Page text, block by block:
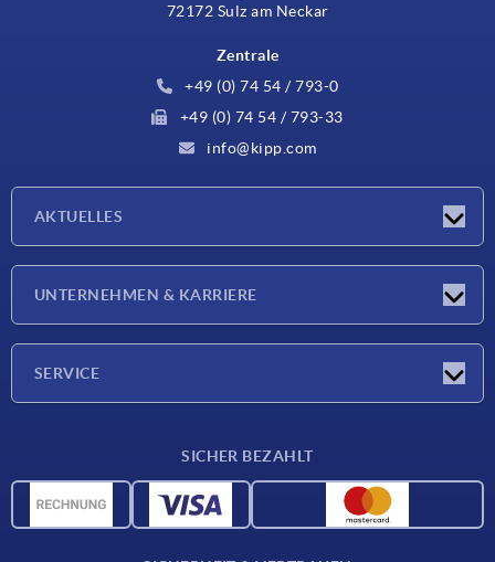
72172 Sulz am Neckar
Zentrale
+49 (0) 74 54 / 793-0
+49 (0) 74 54 / 793-33
info@kipp.com
AKTUELLES
Presseberichte
UNTERNEHMEN & KARRIERE
SERVICE
Werkstoffübersicht
SICHER BEZAHLT